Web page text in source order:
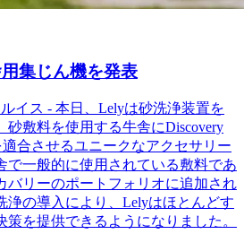
集じん機を発表
イス - 本日、Lelyは砂洗浄装置を
砂敷料を使用する牛舎にDiscovery
合させるユニークなアクセサリー
で一般的に使用されている敷料であ
バリーのポートフォリオに追加され
浄の導入により、Lelyはほとんどす
を提供できるようになりました。